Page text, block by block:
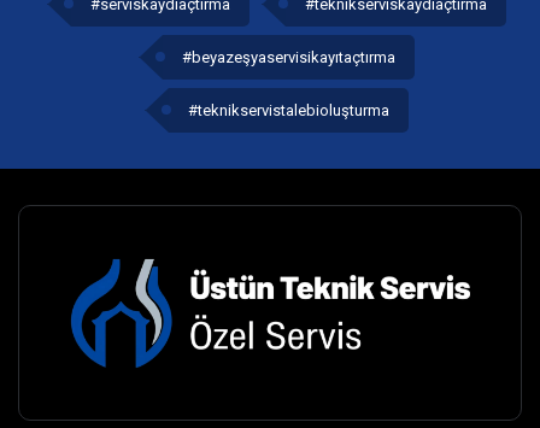
#serviskaydıaçtırma #teknikserviskaydıaçtırma
#beyazeşyaservisikayıtaçtırma
#teknikservistalebioluşturma